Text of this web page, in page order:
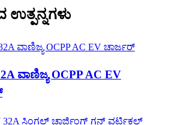
ಉತ್ಪನ್ನಗಳು
ವಾಣಿಜ್ಯ OCPP AC EV